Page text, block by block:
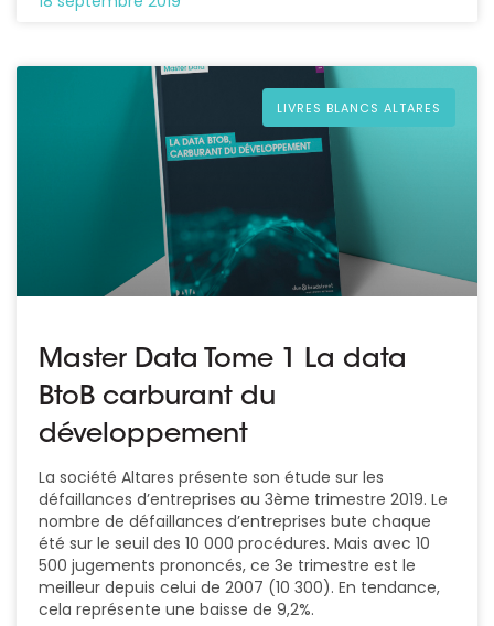
LIVRES BLANCS ALTARES
Master Data Tome 1 La data
BtoB carburant du
développement
La société Altares présente son étude sur les
défaillances d’entreprises au 3ème trimestre 2019. Le
nombre de défaillances d’entreprises bute chaque
été sur le seuil des 10 000 procédures. Mais avec 10
500 jugements prononcés, ce 3e trimestre est le
meilleur depuis celui de 2007 (10 300). En tendance,
cela représente une baisse de 9,2%.